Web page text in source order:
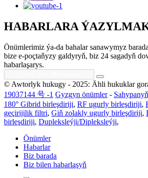
HABARLARA
Önümlerimiz ýa-da bahalar sanawymyz
bize e-poçtaňyzy galdyryň, biz 24 sagadyň
habarlaşarys.
© Awtorlyk hukugy - 2025: Ähli hukuklar
19037144 号 -1 Gyzgyn önümler-
180° Gibrid birleşdiriji, RF ugurly birleşdiriji,
geçirijilik filtri, Giň zolakly ugurly birleşdiriji,
birleşdiriji, Dupleksleýji/Dipleksleýji,
Önümler
Habarlar
Biz barada
Biz bilen habarlaşyň